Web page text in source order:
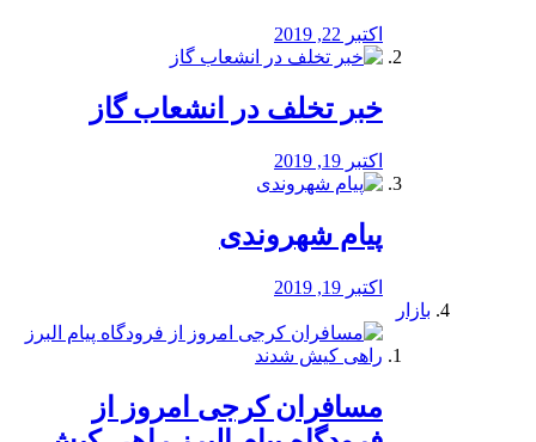
اکتبر 22, 2019
خبر تخلف در انشعاب گاز
اکتبر 19, 2019
پیام شهروندی
اکتبر 19, 2019
بازار
مسافران کرجی امروز از